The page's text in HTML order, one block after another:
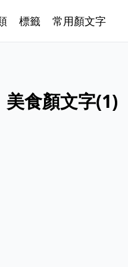
標籤 常用顏文字
美食顏文字(1)